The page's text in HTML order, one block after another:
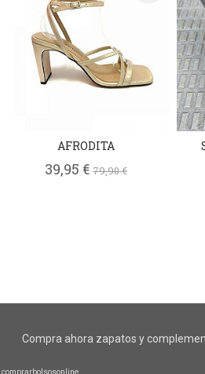
AFRODITA
39,95 €79,90 €
Compra ahora zapatos y